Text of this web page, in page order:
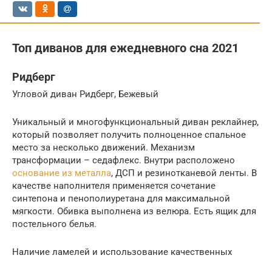
Топ диванов для ежедневного сна 2021
Ридберг
Угловой диван Ридберг, Бежевый
Уникальный и многофункциональный диван реклайнер,
который позволяет получить полноценное спальное
место за несколько движений. Механизм
трансформации – седафлекс. Внутри расположено
основание из металла, ДСП и резинотканевой ленты. В
качестве наполнителя применяется сочетание
синтепона и пенополиуретана для максимальной
мягкости. Обивка выполнена из велюра. Есть ящик для
постельного белья.
Наличие ламелей и использование качественных